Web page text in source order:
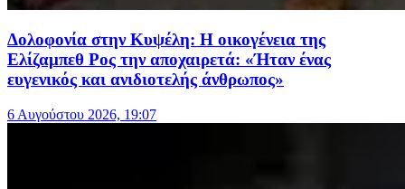
Δολοφονία στην Κυψέλη: Η οικογένεια της
Ελίζαμπεθ Ρος την αποχαιρετά: «Ήταν ένας
ευγενικός και ανιδιοτελής άνθρωπος»
6 Αυγούστου 2026, 19:07